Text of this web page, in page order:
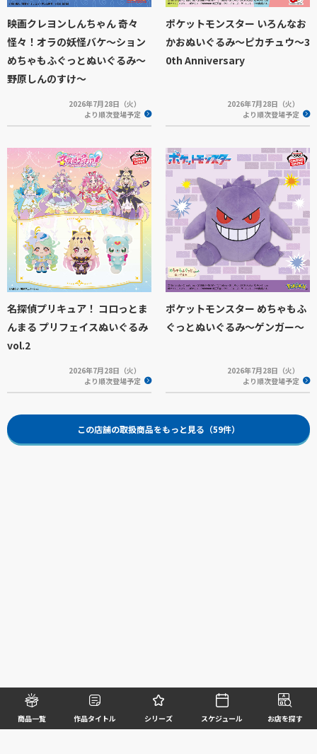
商品一覧 作品タイトル シリーズ スケジュール お店を探す
映画クレヨンしんちゃん 奇々
怪々！オラの妖怪バケ～ション
めちゃもふぐっとぬいぐるみ～
野原しんのすけ～
2026年7月28日（火）
より順次登場予定
ポケットモンスター いろんなお
かおぬいぐるみ～ピカチュウ～3
0th Anniversary
2026年7月28日（火）
より順次登場予定
名探偵プリキュア！ コロっとま
んまる プリフェイスぬいぐるみ
vol.2
2026年7月28日（火）
より順次登場予定
ポケットモンスター めちゃもふ
ぐっとぬいぐるみ～ゲンガー～
2026年7月28日（火）
より順次登場予定
この店舗の取扱商品をもっと見る（59件）